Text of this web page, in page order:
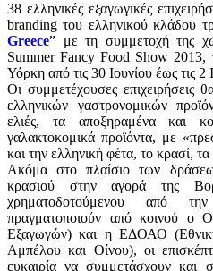
38 ελληνικές εξαγωγικές
branding του ελληνικού κλάδου
Greece” με τη συμμετοχή της
Summer Fancy Food Show 2013,
Υόρκη από τις 30 Ιουνίου έως τις 2
Οι συμμετέχουσες επιχειρήσεις
ελληνικών γαστρονομικών
ελιές, τα αποξηραμένα και
γαλακτοκομικά προϊόντα, με
και την ελληνική φέτα, το κρασί,
Ακόμα στο πλαίσιο των
κρασιού στην αγορά της
χρηματοδοτούμενου από
πραγματοποιούν από κοινού ο
Εξαγωγών) και η ΕΔΟΑΟ
Αμπέλου και Οίνου), οι
ευκαιρία να συμμετάσχουν και